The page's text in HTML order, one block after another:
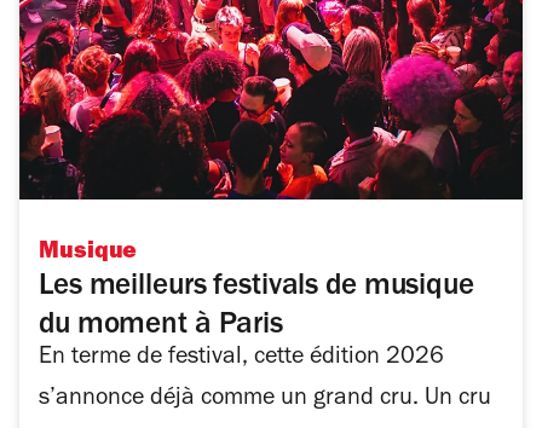
Musique
Les meilleurs festivals de musique
du moment à Paris
En terme de festival, cette édition 2026
s’annonce déjà comme un grand cru. Un cru